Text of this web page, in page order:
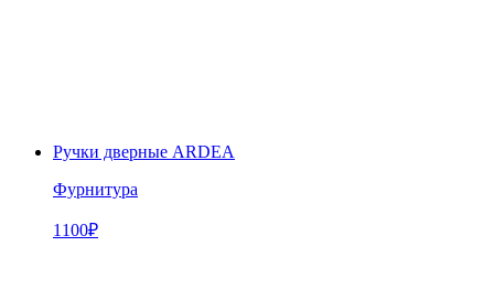
Ручки дверные ARDEA
Фурнитура
1100₽